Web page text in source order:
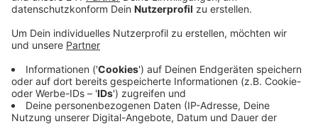
Anzeige
Bereits gestern haben sich die Klinik und die
Gewerkschaft auf eine neue Notdienstvereinbarung
während der Streiks geeinigt. Darin steht zum Beispiel,